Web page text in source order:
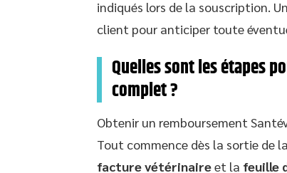
indiqués lors de la souscription.
client pour anticiper toute
Quelles sont les étapes
complet ?
Obtenir un remboursement
Tout commence dès la sortie de
facture vétérinaireet la feuille